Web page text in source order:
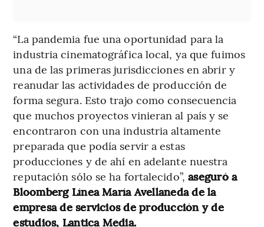
“La pandemia fue una oportunidad para la
industria cinematográfica local, ya que fuimos
una de las primeras jurisdicciones en abrir y
reanudar las actividades de producción de
forma segura. Esto trajo como consecuencia
que muchos proyectos vinieran al país y se
encontraron con una industria altamente
preparada que podía servir a estas
producciones y de ahí en adelante nuestra
reputación sólo se ha fortalecido”, aseguró a
Bloomberg Línea María Avellaneda de la
empresa de servicios de producción y de
estudios, Lantica Media.